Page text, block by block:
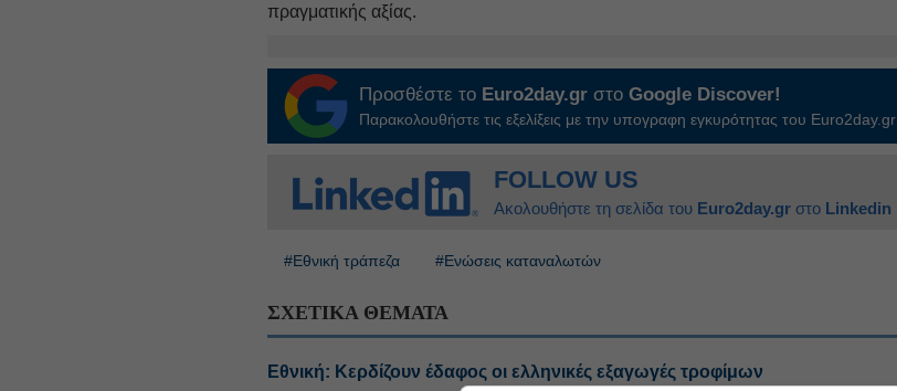
πραγματικής αξίας.
Προσθέστε το Euro2day.gr στοGoogle Discover!
Παρακολουθήστε τις εξελίξεις με την υπογραφη εγκυρότητας του Euro2day.gr
FOLLOW US
Ακολουθήστε τη σελίδα του Euro2day.gr στο Linkedin
#Εθνική τράπεζα #Ενώσεις καταναλωτών
ΣΧΕΤΙΚΑ ΘΕΜΑΤΑ
Εθνική: Κερδίζουν έδαφος οι ελληνικές εξαγωγές τροφίμων